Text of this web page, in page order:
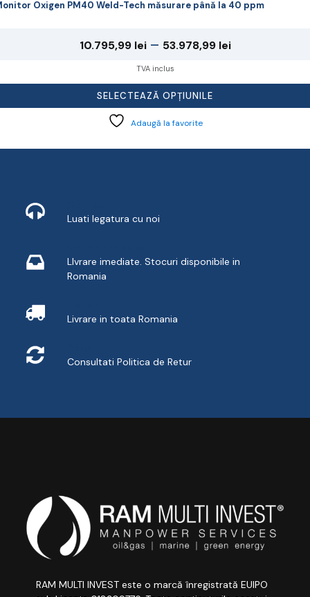
Oxigen PM40 Weld-Tech măsurare până la 40 ppm
10.795,99 lei – 53.978,99 leiInterval
prețuri:
10.795,99 lei
la
TVA inclus
SELECTEAZĂ OPȚIUNILE
Adaugă la favorite
Luati legatura cu noi
LIvrare imediate. Stocuri disponibile in
Romania
Livrare in toata Romania
Consultati Politica de Retur
RAM MULTI INVEST este o marcă înregistrată EUIPO